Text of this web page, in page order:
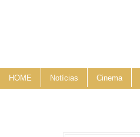
HOME Notícias Cinema